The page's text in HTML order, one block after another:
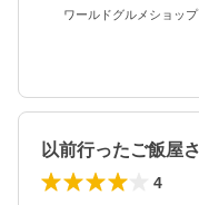
ワールドグルメショップ
4